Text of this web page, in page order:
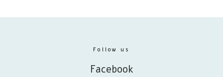
Follow us
Facebook